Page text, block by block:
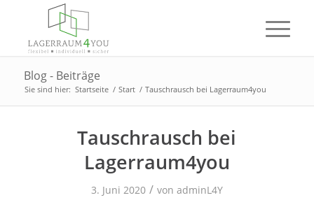
Blog - Beiträge
Sie sind hier: Startseite / Start / Tauschrausch bei Lagerraum4you
Tauschrausch bei
Lagerraum4you
3. Juni 2020 / von adminL4Y